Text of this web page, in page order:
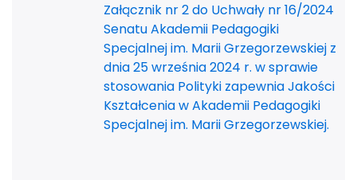
Załącznik nr 2 do Uchwały nr 16/2024
Senatu Akademii Pedagogiki
Specjalnej im. Marii Grzegorzewskiej z
dnia 25 września 2024 r. w sprawie
stosowania Polityki zapewnia Jakości
Kształcenia w Akademii Pedagogiki
Specjalnej im. Marii Grzegorzewskiej.